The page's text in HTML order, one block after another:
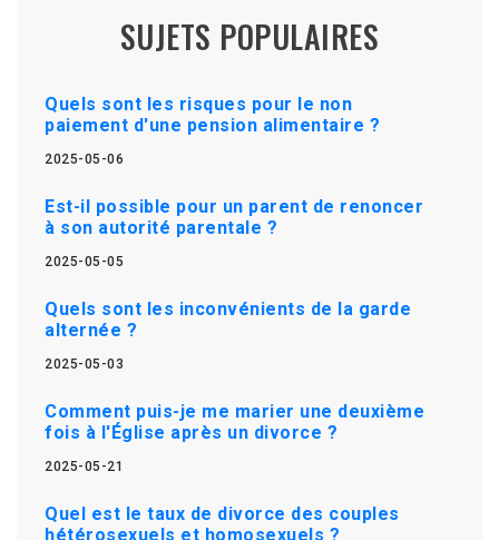
SUJETS POPULAIRES
Quels sont les risques pour le non
paiement d'une pension alimentaire ?
2025-05-06
Est-il possible pour un parent de renoncer
à son autorité parentale ?
2025-05-05
Quels sont les inconvénients de la garde
alternée ?
2025-05-03
Comment puis-je me marier une deuxième
fois à l'Église après un divorce ?
2025-05-21
Quel est le taux de divorce des couples
hétérosexuels et homosexuels ?